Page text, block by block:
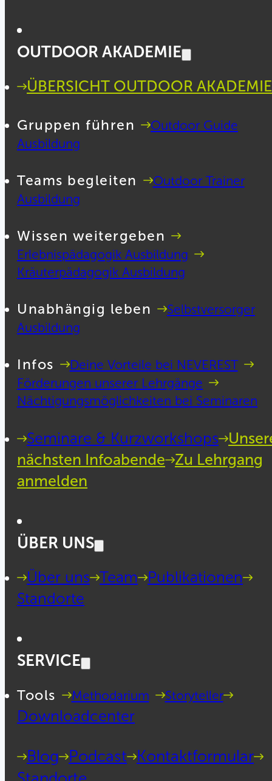
OUTDOOR AKADEMIE
ÜBERSICHT OUTDOOR AKADEMIE
Gruppen führen
Outdoor Guide
Ausbildung
Teams begleiten
Outdoor Trainer
Ausbildung
Wissen weitergeben
Erlebnispädagogik Ausbildung
Kräuterpädagogik Ausbildung
Unabhängig leben
Selbstversorger
Ausbildung
Infos
Deine Vorteile bei NEVEREST
Förderungen unserer Lehrgänge
Nächtigungsmöglichkeiten bei Seminaren
Seminare & Kurzworkshops
nächsten Infoabende Zu Lehrgang
anmelden
ÜBER UNS
Über uns Team
Publikationen
Standorte
SERVICE
Tools Methodarium Storyteller
Downloadcenter
Blog Podcast Kontaktformular